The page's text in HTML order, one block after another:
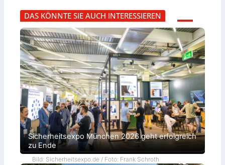
DAS KÖNNTE SIE AUCH INTERESSIEREN
Sicherheitsexpo München 2026 geht erfolgreich
zu Ende
Bild: Sicherheitsexpo.de / Foto: Frank Schroth